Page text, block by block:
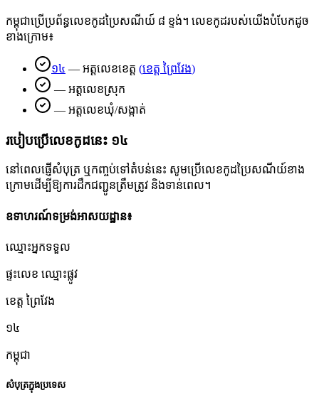
កម្ពុជាប្រើប្រព័ន្ធលេខកូដប្រៃសណីយ៍ ៨ ខ្ទង់។ លេខកូដរបស់យើងបំបែកដូច
ខាងក្រោម៖
១៤ — អត្តលេខខេត្ត (ខេត្ត ព្រៃវែង)
— អត្តលេខស្រុក
— អត្តលេខឃុំ/សង្កាត់
របៀបប្រើលេខកូដនេះ ១៤
នៅពេលផ្ញើសំបុត្រ ឬកញ្ចប់ទៅតំបន់នេះ សូមប្រើលេខកូដប្រៃសណីយ៍ខាង
ក្រោមដើម្បីឱ្យការដឹកជញ្ជូនត្រឹមត្រូវ និងទាន់ពេល។
ឧទាហរណ៍ទម្រង់អាសយដ្ឋាន៖
ឈ្មោះអ្នកទទួល
ផ្ទះលេខ ឈ្មោះផ្លូវ
ខេត្ត ព្រៃវែង
១៤
កម្ពុជា
សំបុត្រក្នុងប្រទេស